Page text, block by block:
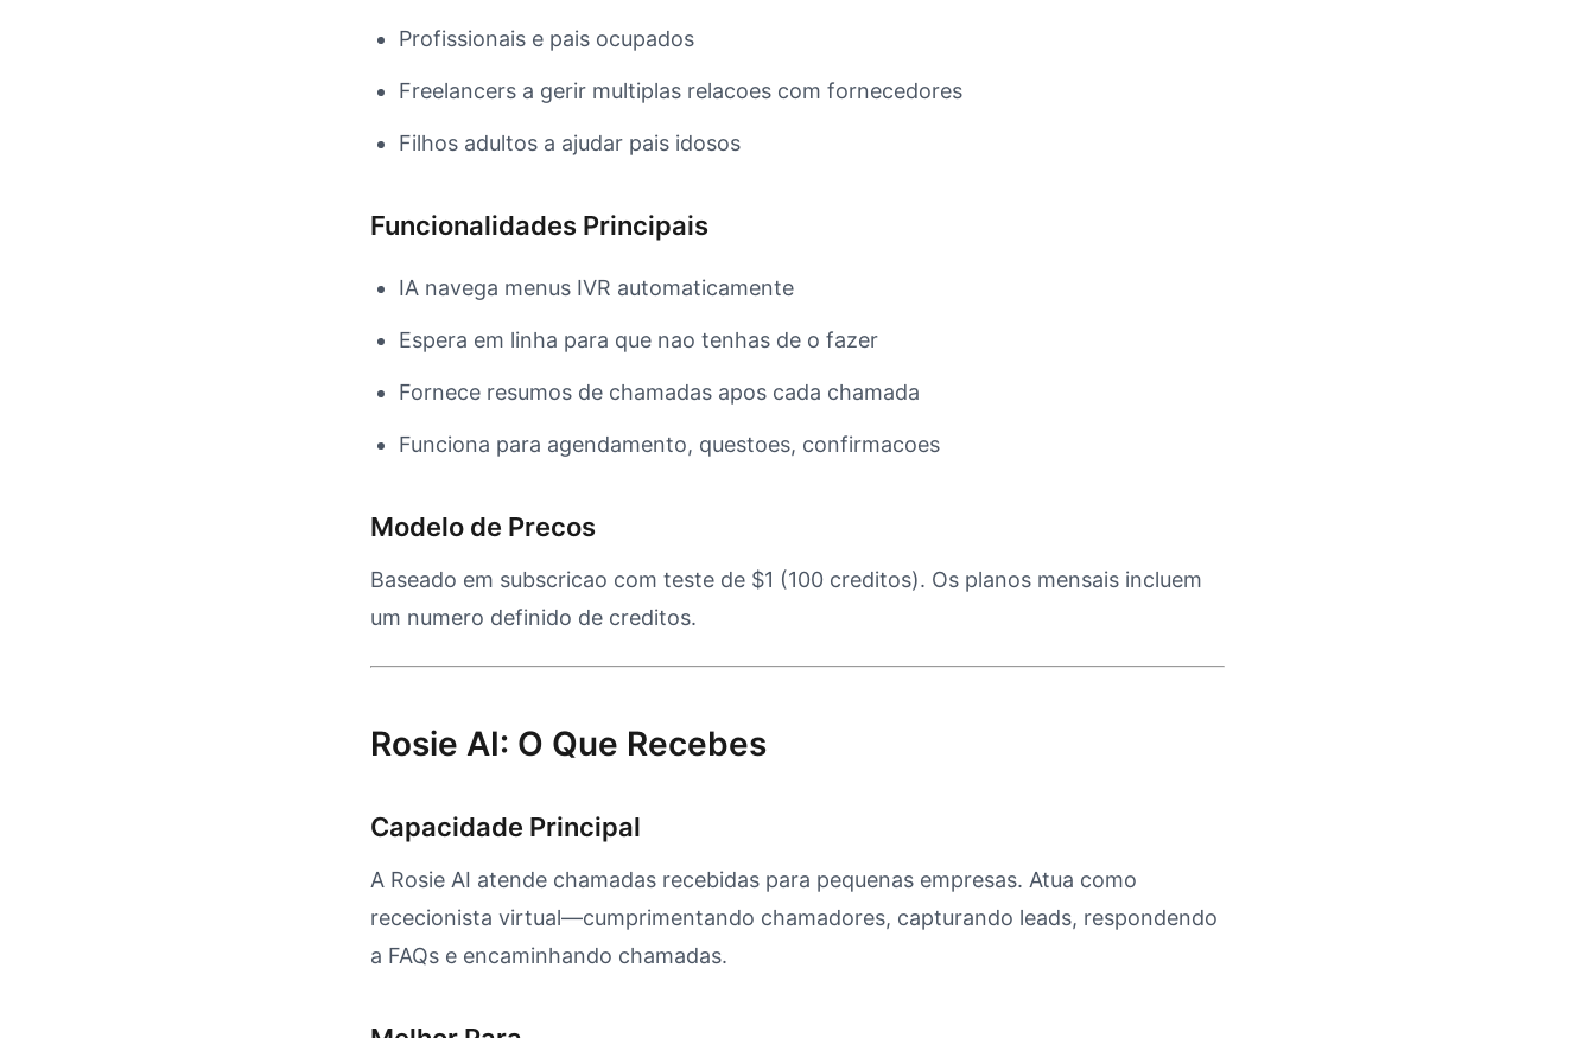
Profissionais e pais ocupados
Freelancers a gerir multiplas relacoes com fornecedores
Filhos adultos a ajudar pais idosos
Funcionalidades Principais
IA navega menus IVR automaticamente
Espera em linha para que nao tenhas de o fazer
Fornece resumos de chamadas apos cada chamada
Funciona para agendamento, questoes, confirmacoes
Modelo de Precos
Baseado em subscricao com teste de $1 (100 creditos). Os planos mensais incluem
um numero definido de creditos.
Rosie AI: O Que Recebes
Capacidade Principal
A Rosie AI atende chamadas recebidas para pequenas empresas. Atua como
rececionista virtual—cumprimentando chamadores, capturando leads, respondendo
a FAQs e encaminhando chamadas.